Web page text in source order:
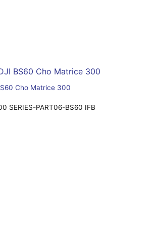
Cho Matrice 300
SERIES-PART06-BS60 IFB